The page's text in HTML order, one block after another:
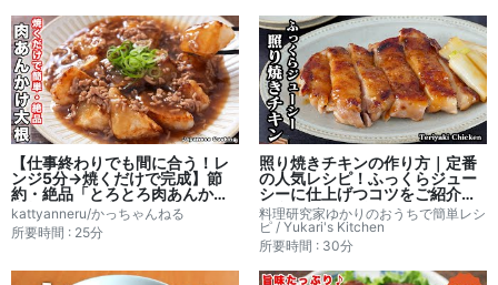
【仕事終わりでも間に合う！レ
ンジ5分→焼くだけで完成】節
約・絶品「とろとろ肉あんかけ
大根」の作り方｜かっちゃんね
るさんのレシピ書き起こし
kattyanneru/かっちゃんねる
所要時間 : 25分
照り焼きチキンの作り方｜定番
の人気レシピ！ふっくらジュー
シーに仕上げつコツをご紹介！
お弁当のおかずにも！
料理研究家ゆかりのおうちで簡単レシ
ピ / Yukari's Kitchen
所要時間 : 30分